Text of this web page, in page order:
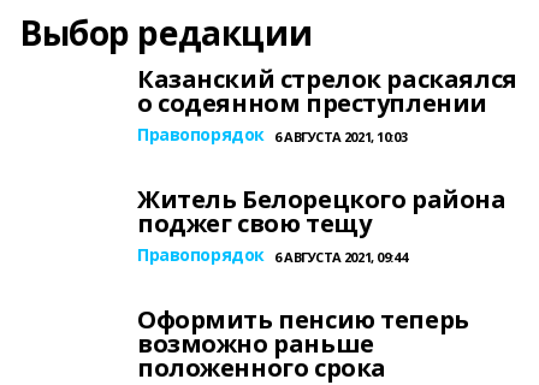
Выбор редакции
Казанский стрелок раскаялся
о содеянном преступлении
Правопорядок 6 АВГУСТА 2021, 10:03
Житель Белорецкого района
поджег свою тещу
Правопорядок 6 АВГУСТА 2021, 09:44
Оформить пенсию теперь
возможно раньше
положенного срока